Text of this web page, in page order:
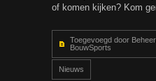
of komen kijken? Kom
Toegevoegd door
BouwSports
Nieuws